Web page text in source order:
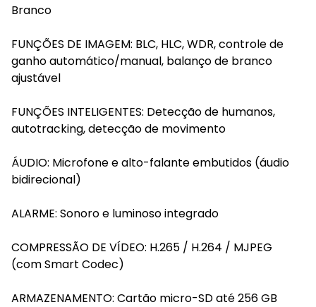
Branco
FUNÇÕES DE IMAGEM: BLC, HLC, WDR, controle de
ganho automático/manual, balanço de branco
ajustável
FUNÇÕES INTELIGENTES: Detecção de humanos,
autotracking, detecção de movimento
ÁUDIO: Microfone e alto-falante embutidos (áudio
bidirecional)
ALARME: Sonoro e luminoso integrado
COMPRESSÃO DE VÍDEO: H.265 / H.264 / MJPEG
(com Smart Codec)
ARMAZENAMENTO: Cartão micro-SD até 256 GB